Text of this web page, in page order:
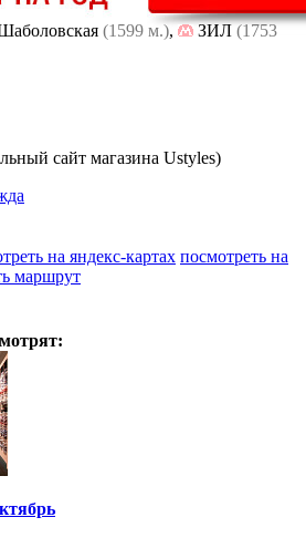
(1599 м.), ЗИЛ (1753
сайт магазина Ustyles)
на яндекс-картах посмотреть на
маршрут